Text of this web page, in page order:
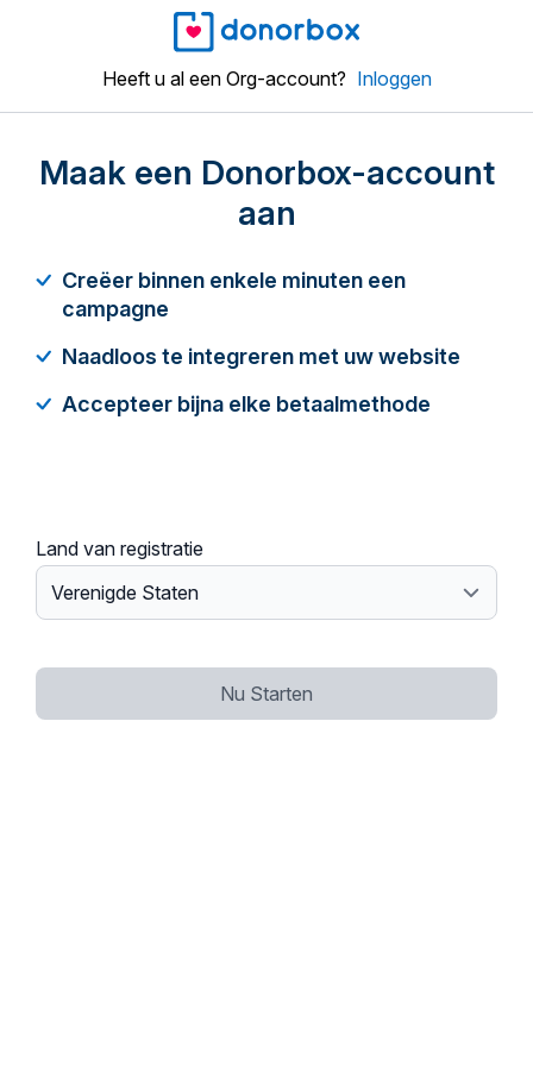
Heeft u al een Org-account? Inloggen
Maak een Donorbox-account
aan
Creëer binnen enkele minuten een
campagne
Naadloos te integreren met uw website
Accepteer bijna elke betaalmethode
Land van registratie
Nu Starten